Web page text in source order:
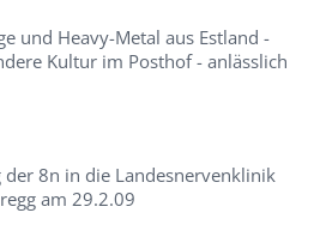
und Heavy-Metal aus Estland -
Kultur im Posthof - anlässlich
der 8n in die Landesnervenklinik
am 29.2.09